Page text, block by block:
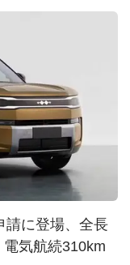
請に登場、全長
気航続310km